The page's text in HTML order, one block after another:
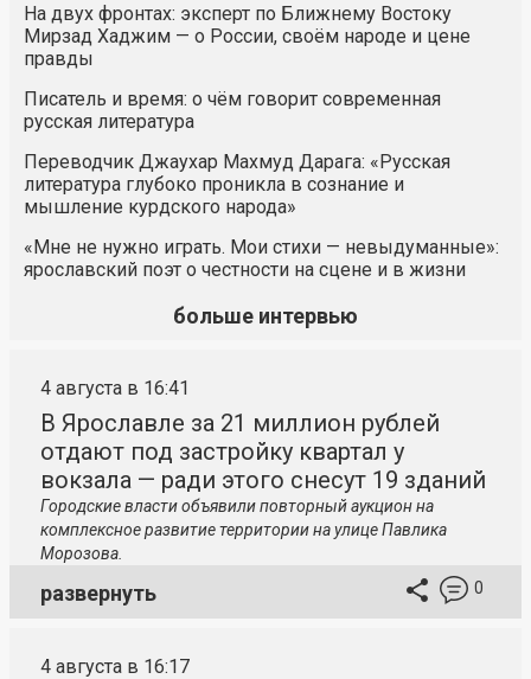
На двух фронтах: эксперт по Ближнему Востоку
Мирзад Хаджим — о России, своём народе и цене
правды
Писатель и время: о чём говорит современная
русская литература
Переводчик Джаухар Махмуд Дарага: «Русская
литература глубоко проникла в сознание и
мышление курдского народа»
«Мне не нужно играть. Мои стихи — невыдуманные»:
ярославский поэт о честности на сцене и в жизни
больше интервью
4 августа в 16:41
В Ярославле за 21 миллион рублей
отдают под застройку квартал у
вокзала — ради этого снесут 19 зданий
Городские власти объявили повторный аукцион на
комплексное развитие территории на улице Павлика
Морозова.
развернуть 0
4 августа в 16:17